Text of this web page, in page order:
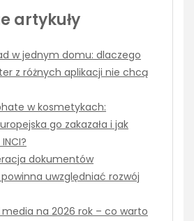
artykuły
w jednym domu: dlaczego
z różnych aplikacji nie chcą
w kosmetykach:
go zakazała i jak
dokumentów
uwzględniać rozwój
na 2026 rok – co warto